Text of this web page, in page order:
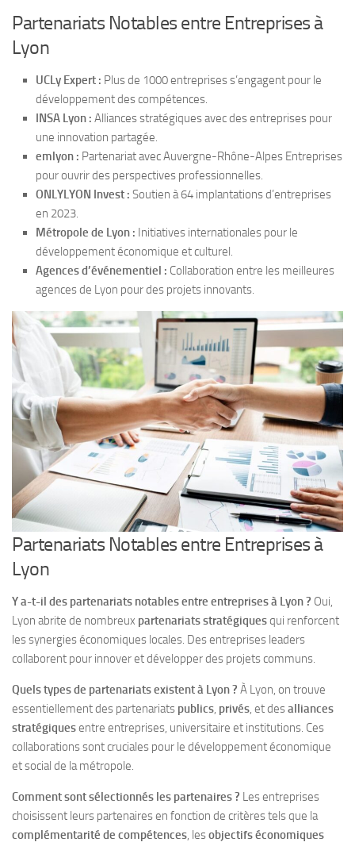
Partenariats Notables entre Entreprises à
Lyon
UCLy Expert : Plus de 1000 entreprises s’engagent pour le
développement des compétences.
INSA Lyon : Alliances stratégiques avec des entreprises pour
une innovation partagée.
emlyon : Partenariat avec Auvergne-Rhône-Alpes Entreprises
pour ouvrir des perspectives professionnelles.
ONLYLYON Invest : Soutien à 64 implantations d’entreprises
en 2023.
Métropole de Lyon : Initiatives internationales pour le
développement économique et culturel.
Agences d’événementiel : Collaboration entre les meilleures
agences de Lyon pour des projets innovants.
Partenariats Notables entre Entreprises à
Lyon
Y a-t-il des partenariats notables entre entreprises à Lyon ? Oui,
Lyon abrite de nombreux partenariats stratégiquesqui renforcent
les synergies économiques locales. Des entreprises leaders
collaborent pour innover et développer des projets communs.
Quels types de partenariats existent à Lyon ? À Lyon, on trouve
essentiellement des partenariats publics, privés, et desalliances
stratégiquesentre entreprises, universitaire et institutions. Ces
collaborations sont cruciales pour le développement économique
et social de la métropole.
Comment sont sélectionnés les partenaires ? Les entreprises
choisissent leurs partenaires en fonction de critères tels que la
complémentarité de compétences, lesobjectifs économiques